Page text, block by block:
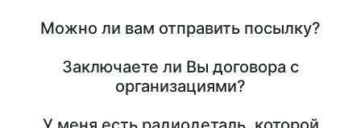
Можно ли вам отправить посылку?
Заключаете ли Вы договора с
организациями?